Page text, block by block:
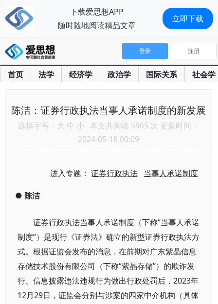
首页 法学 经济学 政治学 国际关系 社会学
登录 注册
陈洁：证券行政执法当事人承诺制度的新发展
选择字号： 大 中 小 本文共阅读 5965 次 更新时间：
2024-05-18 00:09
进入专题：证券行政执法 当事人承诺制度
● 陈洁
证券行政执法当事人承诺制度（下称“当事人承诺
制度”）是现行《证券法》确立的新型证券行政执法方
式。根据证监会发布的消息，在前期对广东紫晶信息
存储技术股份有限公司（下称“紫晶存储”）的欺诈发
行、信息披露违法违规行为做出行政处罚后，2023年
12月29日，证监会分别与涉案的四家中介机构（具体
下载爱思想APP
随时随地阅读精品文章
立即下载